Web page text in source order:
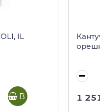
IL
В корзину 1